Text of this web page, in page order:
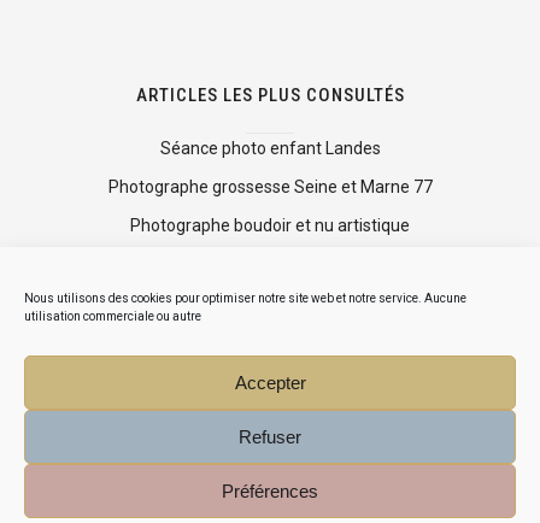
Nous utilisons des cookies pour optimiser notre site web et notre service. Aucune
utilisation commerciale ou autre
Accepter
Refuser
Préférences
ARTICLES LES PLUS CONSULTÉS
Séance photo enfant Landes
Photographe grossesse Seine et Marne 77
Photographe boudoir et nu artistique
Mini séance photo Noël